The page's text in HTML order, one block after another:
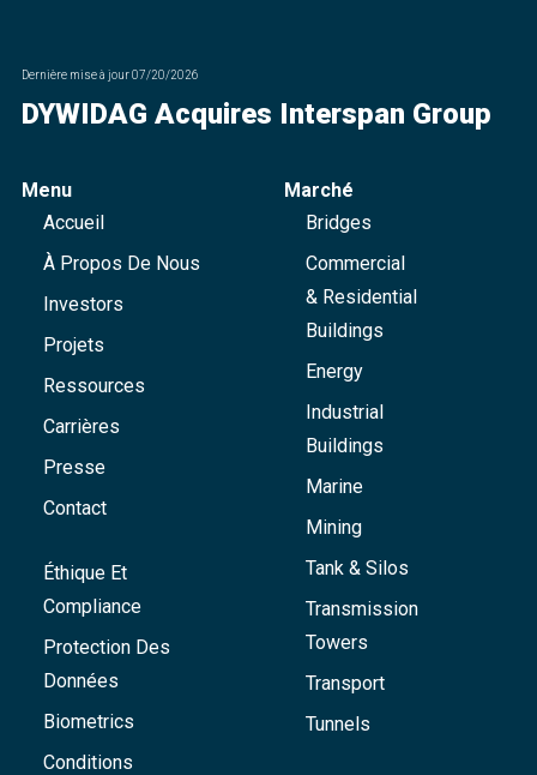
Dernière mise à jour07/20/2026
DYWIDAG Acquires Interspan Group
Menu
Accueil
À Propos De Nous
Investors
Projets
Ressources
Carrières
Presse
Contact
Éthique Et
Compliance
Protection Des
Données
Biometrics
Conditions
Marché
Bridges
Commercial
& Residential
Buildings
Energy
Industrial
Buildings
Marine
Mining
Tank & Silos
Transmission
Towers
Transport
Tunnels